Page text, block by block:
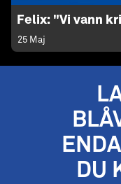
Felix: "Vi vann
25 Maj
DU